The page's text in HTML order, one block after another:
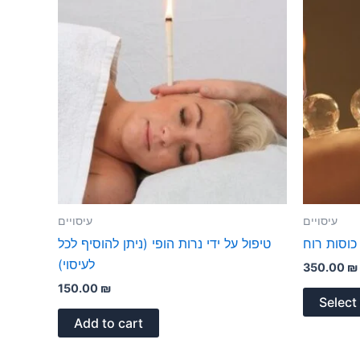
עיסויים
טיפול על ידי נרות הופי (ניתן להוסיף לכל
לעיסוי)
150.00 ₪
Add to cart
עיסויים
כוסות רוח
350.00 ₪